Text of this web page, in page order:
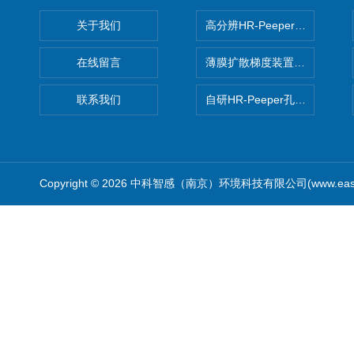
关于我们
在线留言
联系我们
高分辨HR-Peeper采样器孔隙
薄膜扩散梯度装置 Agl DGT
自研HR-Peeper孔隙水采样器
Copyright © 2026 中科智感（南京）环境科技有限公司